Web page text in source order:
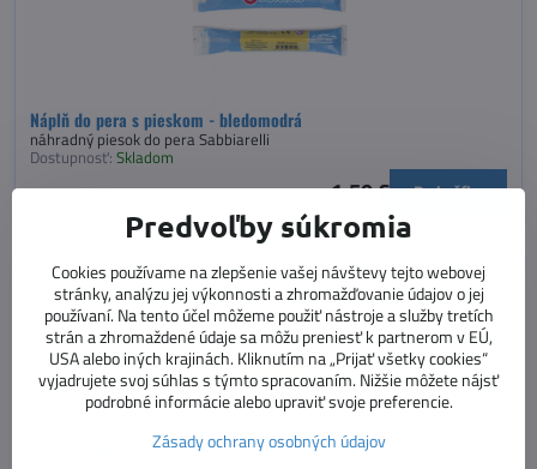
Náplň do pera s pieskom - bledomodrá
náhradný piesok do pera Sabbiarelli
Dostupnosť: Skladom
1,50 € Do košíka
Náplň do pera s pieskom - ružová
Predvoľby súkromia
Cookies používame na zlepšenie vašej návštevy tejto webovej
stránky, analýzu jej výkonnosti a zhromažďovanie údajov o jej
používaní. Na tento účel môžeme použiť nástroje a služby tretích
strán a zhromaždené údaje sa môžu preniesť k partnerom v EÚ,
USA alebo iných krajinách. Kliknutím na „Prijať všetky cookies“
vyjadrujete svoj súhlas s týmto spracovaním. Nižšie môžete nájsť
podrobné informácie alebo upraviť svoje preferencie.
Zásady ochrany osobných údajov